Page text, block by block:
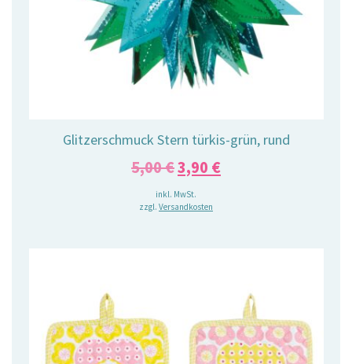
Glitzerschmuck Stern türkis-grün, rund
5,00€Ursprünglicher
Preis
war:
3,90 €Aktueller
inkl. MwSt.
zzgl. Versandkosten